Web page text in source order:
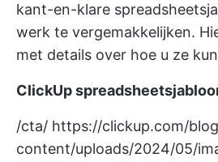
kant-en-klare
werk te vergemakkelijken.
met details over hoe u ze
ClickUp
/cta/ https://clickup.com/
content/uploads/2024/05/